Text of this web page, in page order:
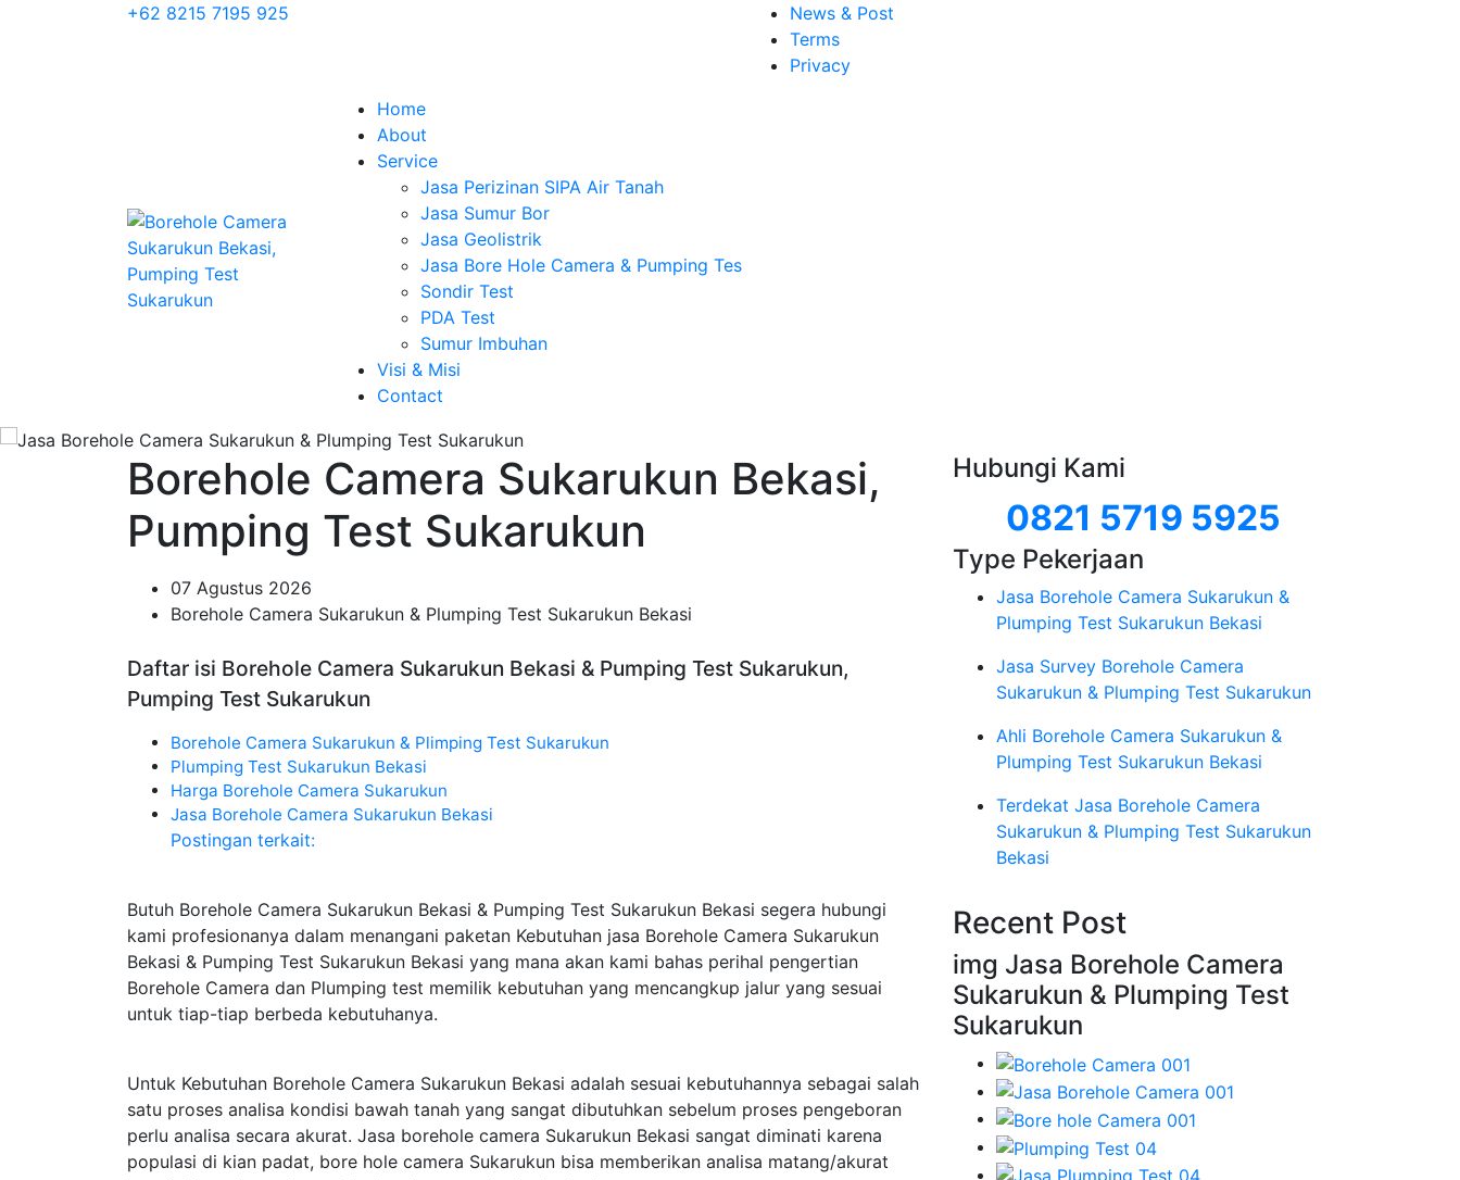
+62 8215 7195 925
News & Post
Terms
Privacy
Home
About
Service
Jasa Perizinan SIPA Air Tanah
Jasa Sumur Bor
Jasa Geolistrik
Jasa Bore Hole Camera & Pumping Tes
Sondir Test
PDA Test
Sumur Imbuhan
Visi & Misi
Contact
Borehole Camera Sukarukun Bekasi,
Pumping Test Sukarukun
07 Agustus 2026
Borehole Camera Sukarukun & Plumping Test Sukarukun Bekasi
Daftar isi Borehole Camera Sukarukun Bekasi & Pumping Test Sukarukun,
Pumping Test Sukarukun
Borehole Camera Sukarukun & Plimping Test Sukarukun
Plumping Test Sukarukun Bekasi
Harga Borehole Camera Sukarukun
Jasa Borehole Camera Sukarukun Bekasi
Postingan terkait:
Butuh Borehole Camera Sukarukun Bekasi & Pumping Test Sukarukun Bekasi segera hubungi
kami profesionanya dalam menangani paketan Kebutuhan jasa Borehole Camera Sukarukun
Bekasi & Pumping Test Sukarukun Bekasi yang mana akan kami bahas perihal pengertian
Borehole Camera dan Plumping test memilik kebutuhan yang mencangkup jalur yang sesuai
untuk tiap-tiap berbeda kebutuhanya.
Untuk Kebutuhan Borehole Camera Sukarukun Bekasi adalah sesuai kebutuhannya sebagai salah
satu proses analisa kondisi bawah tanah yang sangat dibutuhkan sebelum proses pengeboran
perlu analisa secara akurat. Jasa borehole camera Sukarukun Bekasi sangat diminati karena
populasi di kian padat, bore hole camera Sukarukun bisa memberikan analisa matang/akurat
Hubungi Kami
0821 5719 5925
Type Pekerjaan
Jasa Borehole Camera Sukarukun &
Plumping Test Sukarukun Bekasi
Jasa Survey Borehole Camera
Sukarukun & Plumping Test Sukarukun
Ahli Borehole Camera Sukarukun &
Plumping Test Sukarukun Bekasi
Terdekat Jasa Borehole Camera
Sukarukun & Plumping Test Sukarukun
Bekasi
Recent Post
img Jasa Borehole Camera
Sukarukun & Plumping Test
Sukarukun